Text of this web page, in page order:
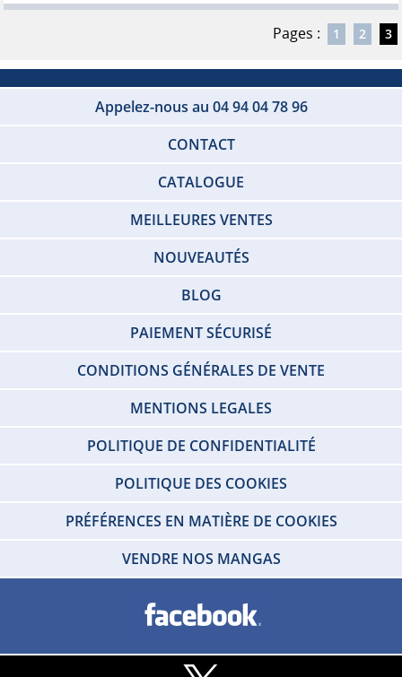
Pages : 1 2 3
Appelez-nous au 04 94 04 78 96
CONTACT
CATALOGUE
MEILLEURES VENTES
NOUVEAUTÉS
BLOG
PAIEMENT SÉCURISÉ
CONDITIONS GÉNÉRALES DE VENTE
MENTIONS LEGALES
POLITIQUE DE CONFIDENTIALITÉ
POLITIQUE DES COOKIES
PRÉFÉRENCES EN MATIÈRE DE COOKIES
VENDRE NOS MANGAS